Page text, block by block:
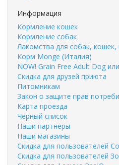
Информация
Кормление кошек
Кормление собак
Лакомства для собак, кошек,
Корм Monge (Италия)
NOW! Grain Free Adult Dog
Скидка для друзей приюта
Питомникам
Закон о защите прав
Карта проезда
Черный список
Наши партнеры
Наши магазины
Скидка для пользователей
Скидка для пользователей